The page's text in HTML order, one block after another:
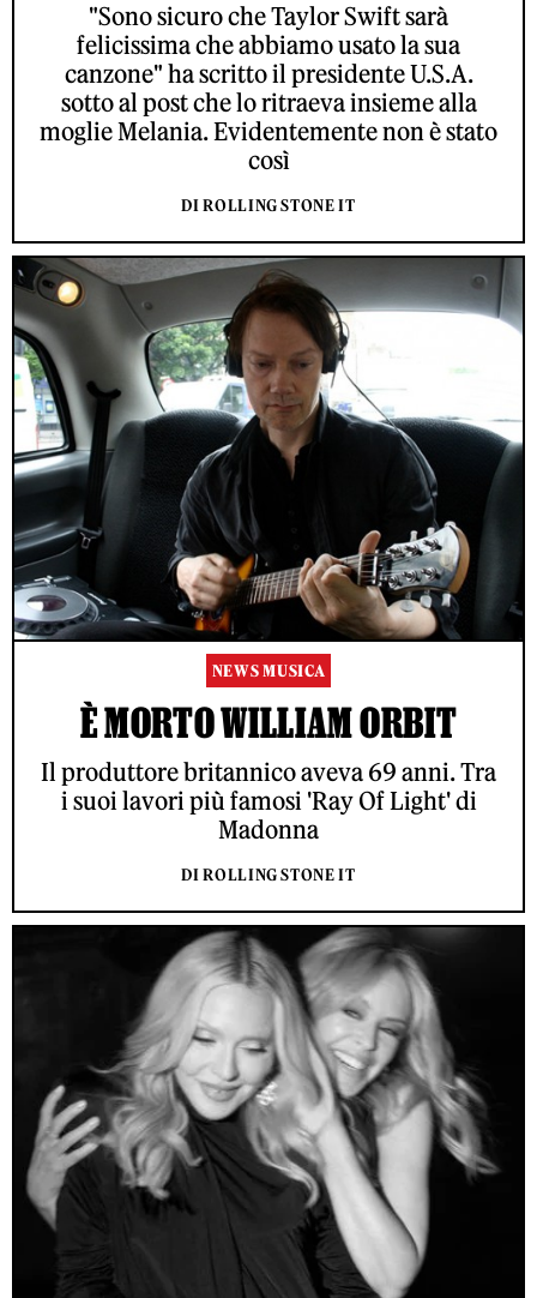
"Sono sicuro che Taylor Swift sarà
felicissima che abbiamo usato la sua
canzone" ha scritto il presidente U.S.A.
sotto al post che lo ritraeva insieme alla
moglie Melania. Evidentemente non è stato
così
DI ROLLING STONE IT
NEWS MUSICA
È MORTO WILLIAM ORBIT
Il produttore britannico aveva 69 anni. Tra
i suoi lavori più famosi 'Ray Of Light' di
Madonna
DI ROLLING STONE IT